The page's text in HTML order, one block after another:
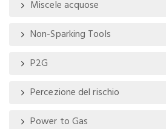
Miscele acquose
Non-Sparking Tools
P2G
Percezione del rischio
Power to Gas